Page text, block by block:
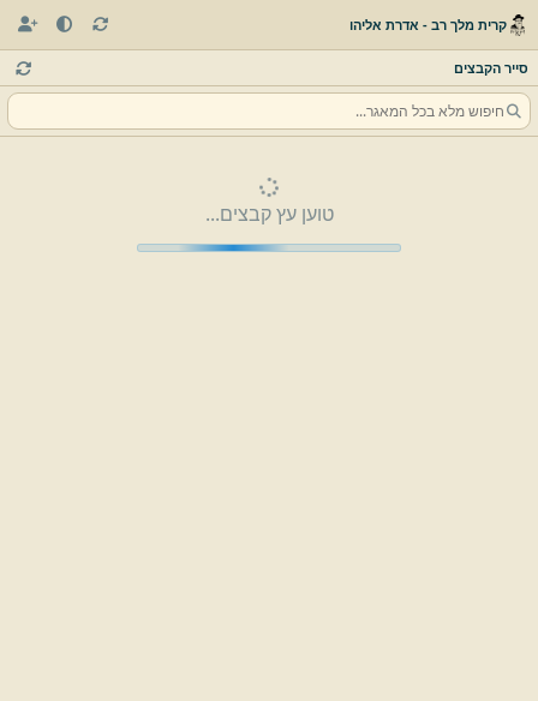
קרית מלך רב - אדרת אליהו
סייר הקבצים
טוען עץ קבצים...